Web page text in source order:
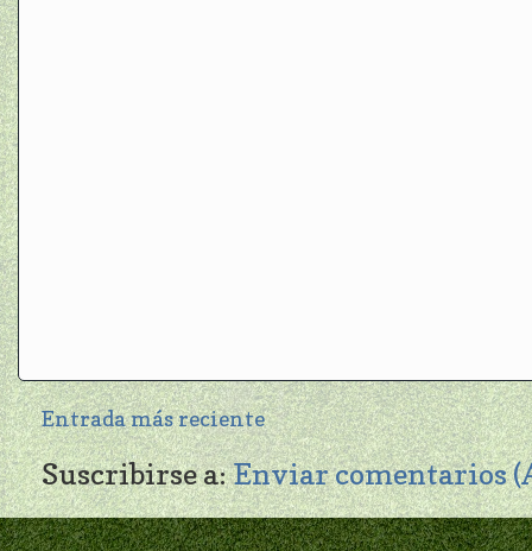
Entrada más reciente
Suscribirse a:Enviar comentarios